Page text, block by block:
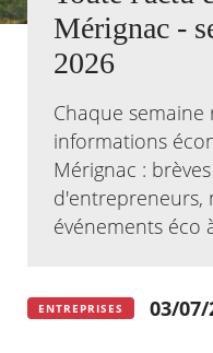
Agenda
Actualités
Kiosque
Espace de services en ligne
FacebookInstagram
Mérignac -
2026
Chaque semaine
informations
Mérignac :
d'entrepreneurs,
événements éco
ENTREPRISES 03/07/